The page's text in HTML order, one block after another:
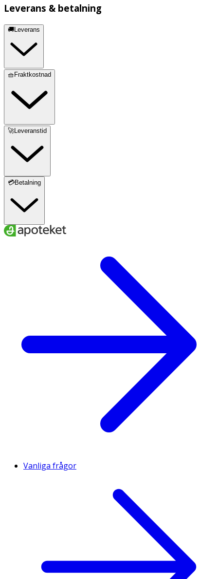
Leverans & betalning
🚚Leverans
🧺Fraktkostnad
🚀Leveranstid
💳Betalning
Vanliga frågor